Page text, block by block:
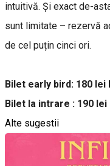
intuitivă. Și exact de-
sunt limitate – rezervă
de cel puțin cinci ori.
Bilet early bird: 180 lei
Bilet la intrare : 190 lei
Alte sugestii